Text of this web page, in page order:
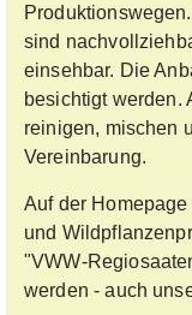
sind
einsehbar. Die
besichtigt werden.
reinigen, mischen
Vereinbarung.
Auf der
und
"VWW-
werden - auch